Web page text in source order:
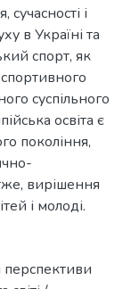
і
в Україні та
спорт, як
суспільного
освіта є
покоління,
вирішення
і молоді.
перспективи